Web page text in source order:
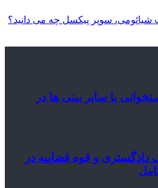
شیائومی، سوپر پیکسل چه می دانید؟
با سایر بینی ها در
دادگستری و قوه قضاییه در